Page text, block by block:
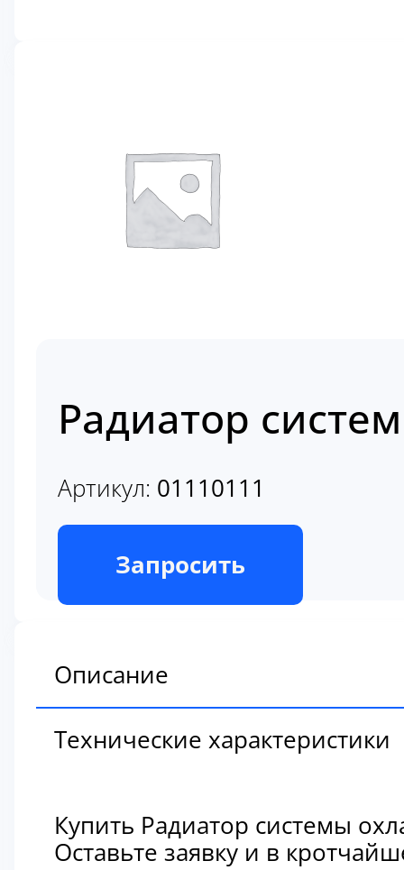
Радиатор
Артикул: 01110111
В наличии
Запросить
Описание
Технические характеристики
Купить Радиатор системы
Оставьте заявку и в